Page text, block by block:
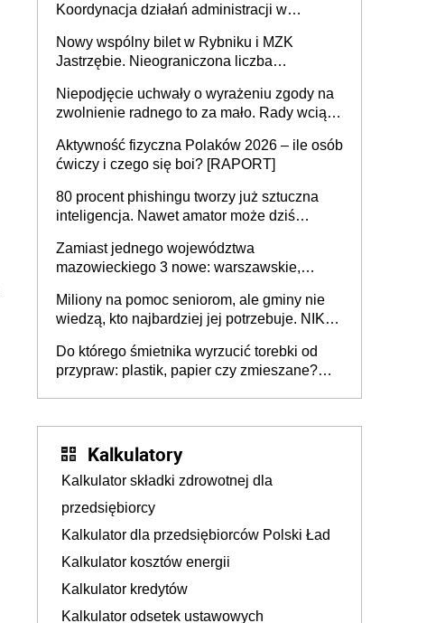
Koordynacja działań administracji w
Nowy wspólny bilet w Rybniku i MZK
Jastrzębie. Nieograniczona liczba
Niepodjęcie uchwały o wyrażeniu zgody na
zwolnienie radnego to za mało. Rady wciąż
rozstrzygać sprawy
Aktywność fizyczna Polaków 2026 – ile osób
ćwiczy i czego się boi? [RAPORT]
80 procent phishingu tworzy już sztuczna
inteligencja. Nawet amator może dziś
Zamiast jednego województwa
mazowieckiego 3 nowe: warszawskie,
Europie nie ma tak dużych jednostek
stołecznych
Miliony na pomoc seniorom, ale gminy nie
wiedzą, kto najbardziej jej potrzebuje. NIK
Do którego śmietnika wyrzucić torebki od
przypraw: plastik, papier czy zmieszane?
Kalkulatory
Kalkulator składki zdrowotnej dla
przedsiębiorcy
Kalkulator dla przedsiębiorców Polski Ład
Kalkulator kosztów energii
Kalkulator kredytów
Kalkulator odsetek ustawowych